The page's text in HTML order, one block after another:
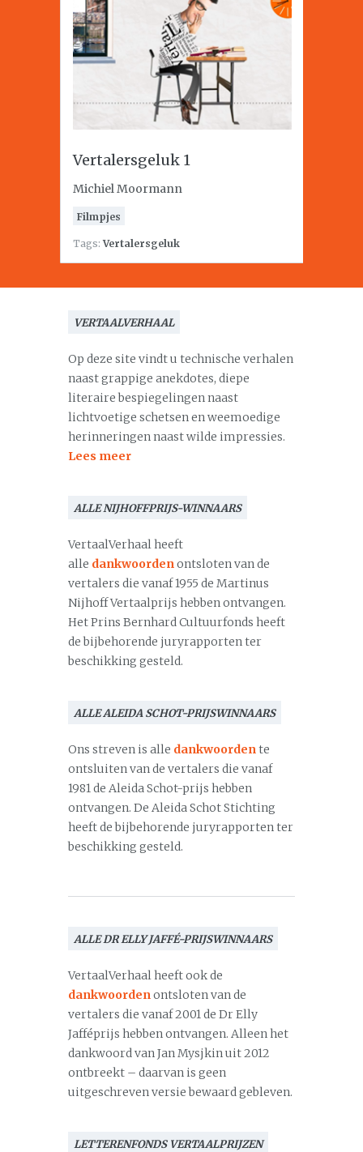
Vertalersgeluk 1
Michiel Moormann
Filmpjes
Tags:Vertalersgeluk
VERTAALVERHAAL
Op deze site vindt u technische verhalen
naast grappige anekdotes, diepe
literaire bespiegelingen naast
lichtvoetige schetsen en weemoedige
herinneringen naast wilde impressies.
Lees meer
ALLE NIJHOFFPRIJS-WINNAARS
VertaalVerhaal heeft
alle dankwoordenontsloten van de
vertalers die vanaf 1955 de Martinus
Nijhoff Vertaalprijs hebben ontvangen.
Het Prins Bernhard Cultuurfonds heeft
de bijbehorende juryrapporten ter
beschikking gesteld.
ALLE ALEIDA SCHOT-PRIJSWINNAARS
Ons streven is alle dankwoordente
ontsluiten van de vertalers die vanaf
1981 de Aleida Schot-prijs hebben
ontvangen. De Aleida Schot Stichting
heeft de bijbehorende juryrapporten ter
beschikking gesteld.
ALLE DR ELLY JAFFÉ-PRIJSWINNAARS
VertaalVerhaal heeft ook de
dankwoordenontsloten van de
vertalers die vanaf 2001 de Dr Elly
Jafféprijs hebben ontvangen. Alleen het
dankwoord van Jan Mysjkin uit 2012
ontbreekt – daarvan is geen
uitgeschreven versie bewaard gebleven.
LETTERENFONDS VERTAALPRIJZEN